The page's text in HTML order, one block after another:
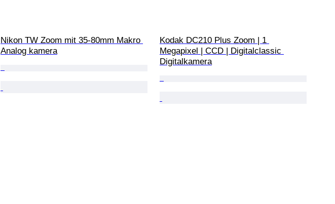
Nikon TW Zoom mit 35-80mm Makro
Analog kamera
Kodak DC210 Plus Zoom | 1
Megapixel | CCD | Digitalclassic
Digitalkamera